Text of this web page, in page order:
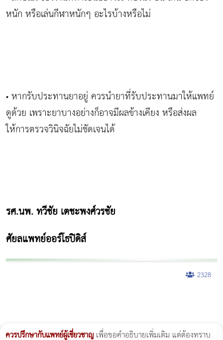
หนัก หรือเล่นกีฬาหนักๆ อะไรบ้างหรือไม่
• หากรับประทานยาอยู่ ควรนำยาที่รับประทานมาให้แพทย์
ดูด้วย เพราะยาบางอย่างก็อาจมีผลข้างเคียง หรือส่งผล
ให้การตรวจวินิจฉัยไม่ชัดเจนได้
รศ.นพ. ทวีชัย เตชะพงศ์วรชัย
ศัยลแพทย์ออร์โธปิดิส์
2328
ควรปรึกษากับแพทย์ผู้เชี่ยวชาญเพื่อขอคำอธิบายเพิ่มเติม แต่ต้องทราบ